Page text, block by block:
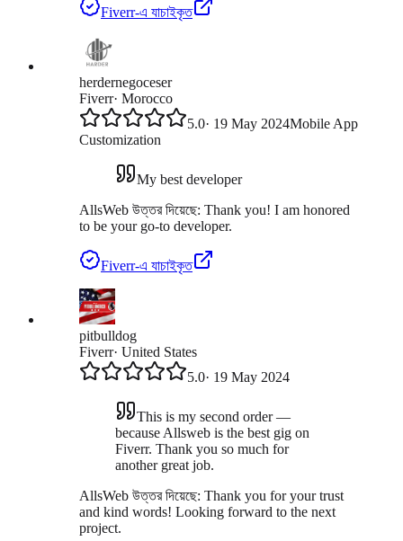
Fiverr-এ যাচাইকৃত
herdernegoceser
Fiverr· Morocco
5.0· 19 May 2024Mobile App
Customization
My best developer
AllsWeb উত্তর দিয়েছে: Thank you! I am honored
to be your go-to developer.
Fiverr-এ যাচাইকৃত
pitbulldog
Fiverr· United States
5.0· 19 May 2024
This is my second order —
because Allsweb is the best gig on
Fiverr. Thank you so much for
another great job.
AllsWeb উত্তর দিয়েছে: Thank you for your trust
and kind words! Looking forward to the next
project.